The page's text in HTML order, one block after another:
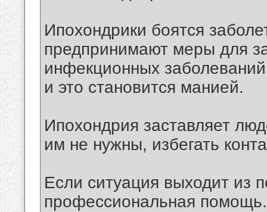
Ипохондрики боятся
предпринимают меры для
инфекционных
и это становится манией.
Ипохондрия заставляет
им не нужны, избегать
Если ситуация выходит из
профессиональная помощь.